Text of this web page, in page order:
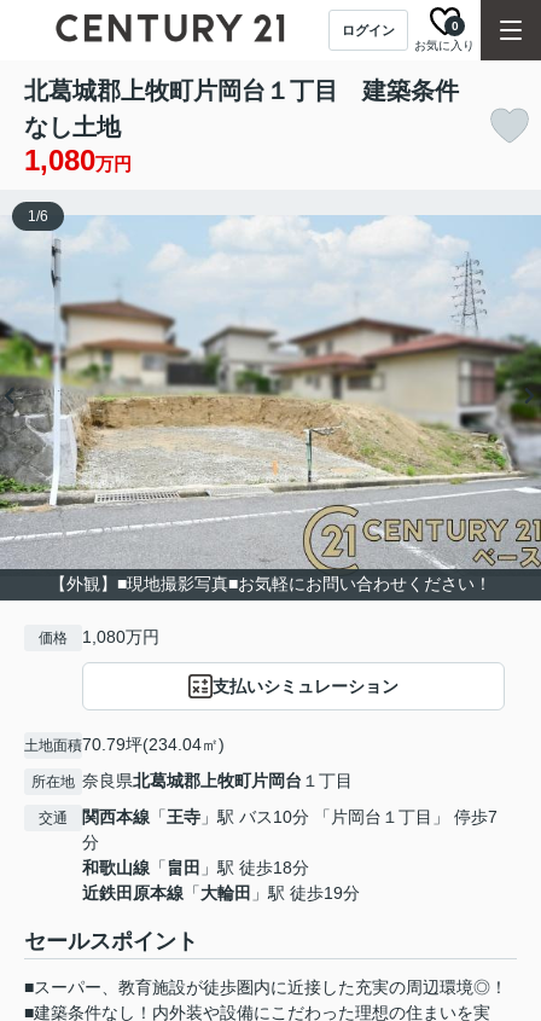
ログイン
お気に入り
0
北葛城郡上牧町片岡台１丁目 建築条件
なし土地
1,080万円
【外観】■現地撮影写真■お気軽にお問い合わせください！
1/6
価格 1,080万円
支払いシミュレーション
土地面積70.79坪(234.04㎡)
所在地 奈良県北葛城郡上牧町片岡台 １丁目
交通 関西本線 「王寺 」駅 バス10分 「片岡台１丁目」 停歩7
分
和歌山線 「畠田 」駅 徒歩18分
近鉄田原本線 「大輪田 」駅 徒歩19分
セールスポイント
■スーパー、教育施設が徒歩圏内に近接した充実の周辺環境◎！
■建築条件なし！内外装や設備にこだわった理想の住まいを実